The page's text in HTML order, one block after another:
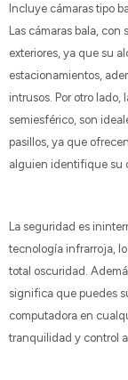
Incluye cámaras tipo
Las cámaras bala,
exteriores, ya que su
estacionamientos,
intrusos. Por otro lado,
semiesférico, son
pasillos, ya que
alguien identifique su
La seguridad es
tecnología infrarroja,
total oscuridad.
significa que puedes
computadora en
tranquilidad y control